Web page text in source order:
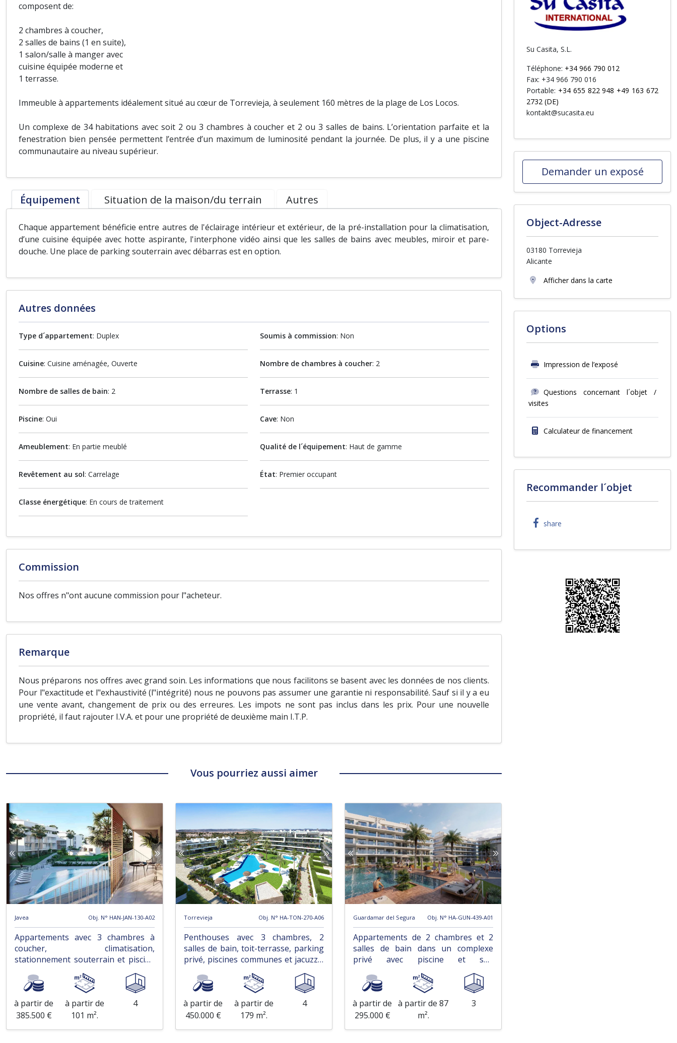
composent de:
2 chambres à coucher,
2 salles de bains (1 en suite),
1 salon/salle à manger avec
cuisine équipée moderne et
1 terrasse.
Immeuble à appartements idéalement situé au cœur de Torrevieja, à seulement 160 mètres de la plage de Los Locos.
Un complexe de 34 habitations avec soit 2 ou 3 chambres à coucher et 2 ou 3 salles de bains. L’orientation parfaite et la
fenestration bien pensée permettent l’entrée d’un maximum de luminosité pendant la journée. De plus, il y a une piscine
communautaire au niveau supérieur.
Équipement Situation de la maison/du terrain Autres
Chaque appartement bénéficie entre autres de l'éclairage intérieur et extérieur, de la pré-installation pour la climatisation,
d’une cuisine équipée avec hotte aspirante, l'interphone vidéo ainsi que les salles de bains avec meubles, miroir et pare-
douche. Une place de parking souterrain avec débarras est en option.
Autres données
Type d´appartement: Duplex Soumis à commission: Non
Cuisine: Cuisine aménagée, Ouverte Nombre de chambres à coucher: 2
Nombre de salles de bain: 2 Terrasse: 1
Piscine: Oui Cave: Non
Ameublement: En partie meublé Qualité de l´équipement: Haut de gamme
Revêtement au sol: Carrelage État: Premier occupant
Classe énergétique: En cours de traitement
Commission
Nos offres n"ont aucune commission pour l"acheteur.
Remarque
Nous préparons nos offres avec grand soin. Les informations que nous facilitons se basent avec les données de nos clients.
Pour l"exactitude et l"exhaustivité (l"intégrité) nous ne pouvons pas assumer une garantie ni responsabilité. Sauf si il y a eu
une vente avant, changement de prix ou des erreures. Les impots ne sont pas inclus dans les prix. Pour une nouvelle
propriété, il faut rajouter I.V.A. et pour une propriété de deuxième main I.T.P.
Vous pourriez aussi aimer
Javea Obj. N° HAN-JAN-130-A02
Appartements avec 3 chambres à
coucher, climatisation,
stationnement souterrain et piscine
communautaire à seulement 1,2 km
de la plage
à partir de
385.500 €
à partir de
101 m².
4
Torrevieja Obj. N° HA-TON-270-A06
Penthouses avec 3 chambres, 2
salles de bain, toit-terrasse, parking
privé, piscines communes et jacuzzis
à partir de
450.000 €
à partir de
179 m².
4
Guardamar del Segura Obj. N° HA-GUN-439-A01
Appartements de 2 chambres et 2
salles de bain dans un complexe
privé avec piscine et spa
à partir de
295.000 €
à partir de 87
m².
3
Su Casita, S.L.
Téléphone: +34 966 790 012
Fax: +34 966 790 016
Portable: +34 655 822 948 +49 163 672
2732 (DE)
kontakt@sucasita.eu
Demander un exposé
Object-Adresse
03180 Torrevieja
Alicante
Afficher dans la carte
Options
Impression de l’exposé
Questions concernant l´objet /
visites
Calculateur de financement
Recommander l´objet
share